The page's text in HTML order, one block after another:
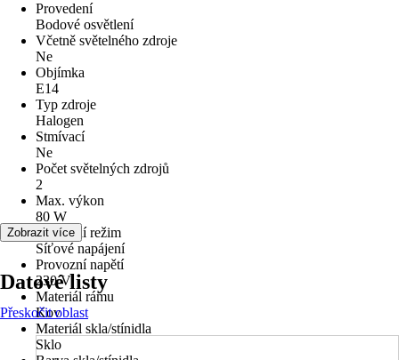
Provedení
Bodové osvětlení
Včetně světelného zdroje
Ne
Objímka
E14
Typ zdroje
Halogen
Stmívací
Ne
Počet světelných zdrojů
2
Max. výkon
80 W
Provozní režim
Síťové napájení
Provozní napětí
230 V
Materiál rámu
Kov
Materiál skla/stínidla
Sklo
Zobrazit více
Datové listy
Přeskočit oblast